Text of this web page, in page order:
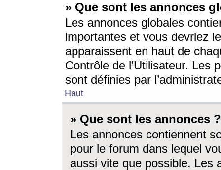
» Que sont les annonces
Les annonces globales
importantes et vous devriez
apparaissent en haut de
Contrôle de l’Utilisateur. Les
sont définies par
Haut
» Que sont les annonces ?
Les annonces contiennent
pour le forum dans lequel
aussi vite que possible. Les